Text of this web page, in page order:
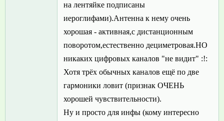
на лентяйке подписаны
иероглифами).Антенна к нему очень
хорошая - активная,с дистанционным
поворотом,естественно дециметровая.НО
никаких цифровых каналов "не видит" :!:
Хотя трёх обычных каналов ещё по две
гармоники ловит (признак ОЧЕНЬ
хорошей чувствительности).
Ну и просто для инфы (кому интересно